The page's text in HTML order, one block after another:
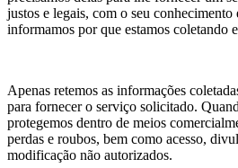
justos e legais, com o seu
informamos por que estamos coletando
Apenas retemos as informações
para fornecer o serviço solicitado.
protegemos dentro de meios
perdas e roubos, bem como acesso,
modificação não autorizados.